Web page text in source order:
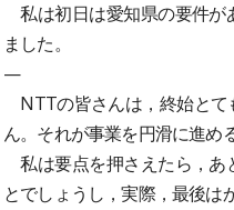
私は初日は愛知県の要件が
ました。
—
NTTの皆さんは，終始とて
ん。それが事業を円滑に進め
私は要点を押さえたら，あ
とでしょうし，実際，最後は